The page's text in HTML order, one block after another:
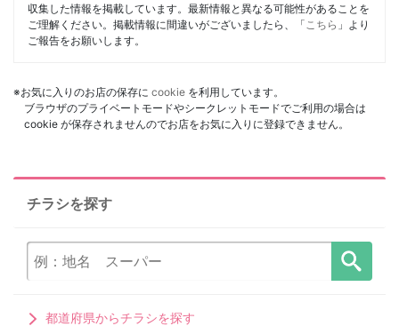
収集した情報を掲載しています。最新情報と異なる可能性があることを
ご理解ください。掲載情報に間違いがございましたら、「 こちら 」より
ご報告をお願いします。
※お気に入りのお店の保存に cookie を利用しています。
ブラウザのプライベートモードやシークレットモードでご利用の場合は
cookie が保存されませんのでお店をお気に入りに登録できません。
チラシを探す
都道府県からチラシを探す